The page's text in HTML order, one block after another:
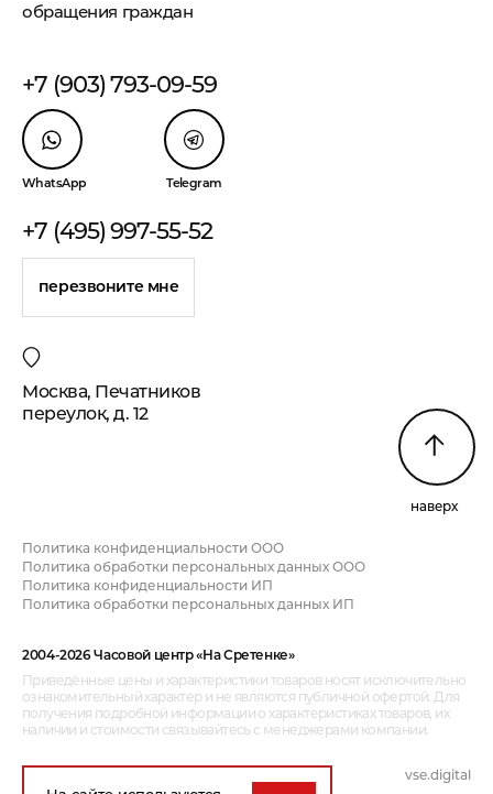
обращения граждан
+7 (903) 793-09-59
WhatsApp Telegram
+7 (495) 997-55-52
перезвоните мне
Москва, Печатников
переулок, д. 12
наверх
Политика конфиденциальности ООО
Политика обработки персональных данных ООО
Политика конфиденциальности ИП
Политика обработки персональных данных ИП
2004-2026 Часовой центр «На Сретенке»
Приведённые цены и характеристики товаров носят исключительно
ознакомительный характер и не являются публичной офертой. Для
получения подробной информации о характеристиках товаров, их
наличии и стоимости связывайтесь с менеджерами компании.
vse.digital